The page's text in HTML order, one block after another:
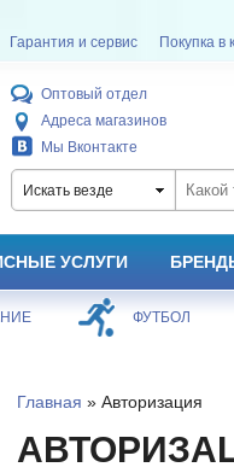
Гарантия и сервис Покупка в
Оптовый отдел
Адреса магазинов
Мы Вконтакте
Искать везде
УСЛУГИ
ФУТБОЛ
Главная » Авторизация